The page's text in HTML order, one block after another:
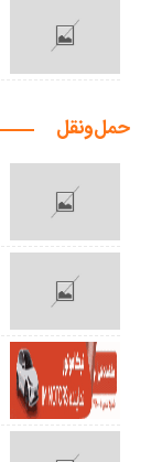
حمل‌و‌نقل